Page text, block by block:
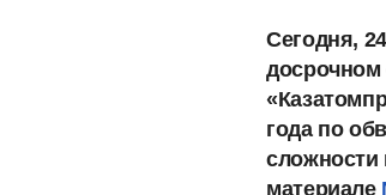
Сегодня,
досрочном
года по
сложности
материале